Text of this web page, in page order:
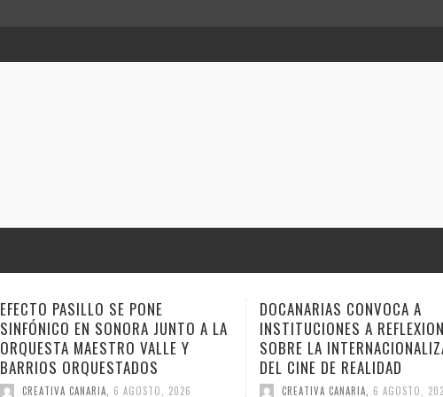
DOCANARIAS CONVOCA A
INSTITUCIONES A REFLEXIONAR
SOBRE LA INTERNACIONALIZACIÓN
DEL CINE DE REALIDAD
CREATIVA CANARIA 6 AGOSTO, 2026
ANA TOVAR, FIDEL GALBÁN Y
GEMAGE LLEVAN SUS
ESTE FIN DE SEMANA A
CUENTO
CREATIVA CANARIA 6 AGOSTO,